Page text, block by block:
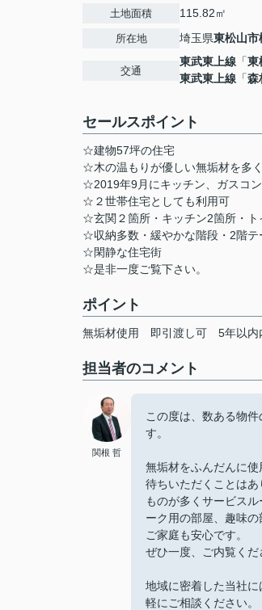
土地面積 115.82㎡
所在地 埼玉県東松山市
交通
東武東上線 「東
東武東上線 「森
セールスポイント
☆建物57坪の住宅
☆木の温もりが優しい無垢材を多
☆2019年9月にキッチン、ガスコ
☆２世帯住宅としても利用可
☆玄関２箇所・キッチン2箇所・
☆収納多数・緩やかな階段・2階テ
☆閑静な住宅街
☆是非一度ご覧下さい。
ポイント
無垢材使用 即引渡し可 5年以内
担当者のコメント
関根 哲
この度は、数ある物
す。
無垢材をふんだんに
待ちいただくことはあ
ものが多くサービス
ーク用の部屋、趣味
ご家庭も安心です。
ぜひ一度、ご内覧くだ
地域に密着した当社
軽にご相談ください。